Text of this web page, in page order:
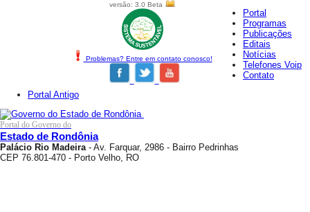
versão: 3.0 Beta
Problemas? Entre em contato conosco!
Portal
Programas
Publicações
Editais
Notícias
Telefones Voip
Contato
Portal Antigo
Portal do Governo do
Estado de Rondônia
Palácio Rio Madeira- Av. Farquar, 2986 - Bairro Pedrinhas
CEP 76.801-470 - Porto Velho, RO